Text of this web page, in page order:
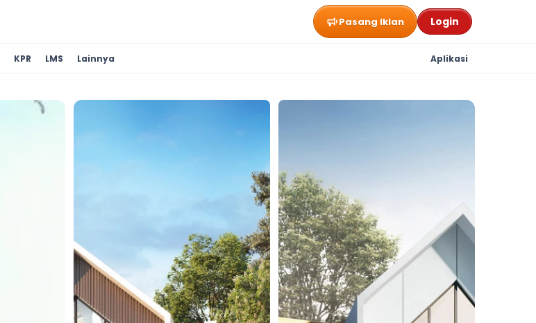
Pasang Iklan Login
KPR LMS Lainnya Aplikasi